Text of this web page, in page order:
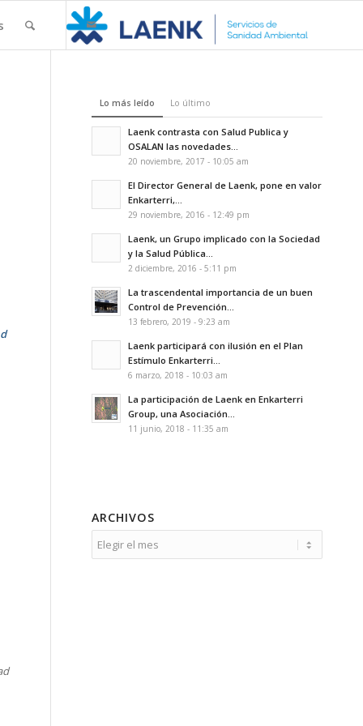
Lo más leído Lo último
Laenk contrasta con Salud Publica y
OSALAN las novedades...
20 noviembre, 2017 - 10:05 am
El Director General de Laenk, pone en valor
Enkarterri,...
29 noviembre, 2016 - 12:49 pm
Laenk, un Grupo implicado con la Sociedad
y la Salud Pública...
2 diciembre, 2016 - 5:11 pm
La trascendental importancia de un buen
Control de Prevención...
13 febrero, 2019 - 9:23 am
Laenk participará con ilusión en el Plan
Estímulo Enkarterri...
6 marzo, 2018 - 10:03 am
La participación de Laenk en Enkarterri
Group, una Asociación...
11 junio, 2018 - 11:35 am
ARCHIVOS